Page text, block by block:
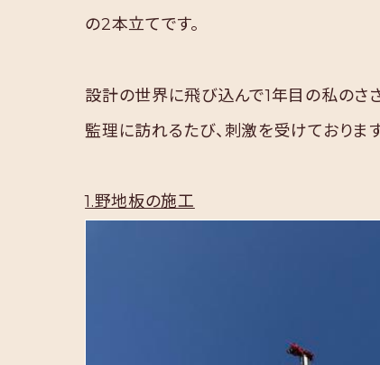
の2本立てです。
設計の世界に飛び込んで1年目の私のさ
監理に訪れるたび、刺激を受けております
1.野地板の施工